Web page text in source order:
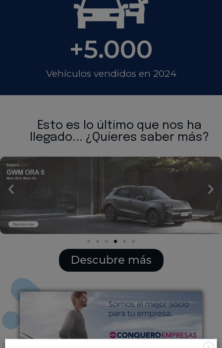
+5.000
Vehículos vendidos en 2024
Esto es lo último que nos ha
llegado... ¿Quieres saber más?
Descubre más